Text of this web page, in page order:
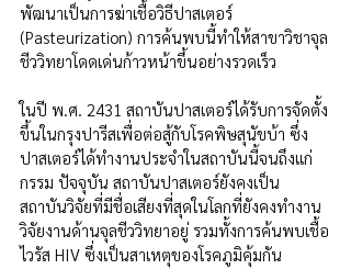
พัฒนาเป็นการฆ่าเชื้อวิธีปาสเตอร์
(Pasteurization) การค้นพบนี้ทำให้สาขาวิชาจุล
ชีววิทยาโดดเด่นก้าวหน้าขึ้นอย่างรวดเร็ว
ในปี พ.ศ. 2431 สถาบันปาสเตอร์ได้รับการจัดตั้ง
ขึ้นในกรุงปารีสเพื่อต่อสู้กับโรคพิษสุนัขบ้า ซึ่ง
ปาสเตอร์ได้ทำงานประจำในสถาบันนี้จนถึงแก่
กรรม ปัจจุบัน สถาบันปาสเตอร์ยังคงเป็น
สถาบันวิจัยที่มีชื่อเสียงที่สุดในโลกที่ยังคงทำงาน
วิจัยงานด้านจุลชีววิทยาอยู่ รวมทั้งการค้นพบเชื้อ
ไวรัส HIV ซึ่งเป็นสาเหตุของโรคภูมิคุ้มกัน